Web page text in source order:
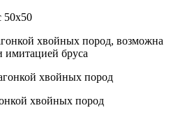
50х50
хвойных пород, возможна
имитацией бруса
хвойных пород
хвойных пород